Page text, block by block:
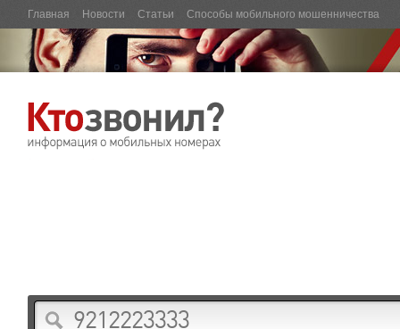
Главная Новости Статьи Способы мобильного мошенничества